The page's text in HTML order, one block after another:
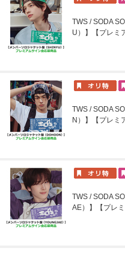
TWS / SODA
U）】【プレミ
TWS / SODA
N）】【プレミ
TWS / SODA
AE）】【プレ